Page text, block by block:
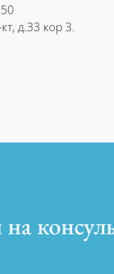
д.33 кор 3.
на